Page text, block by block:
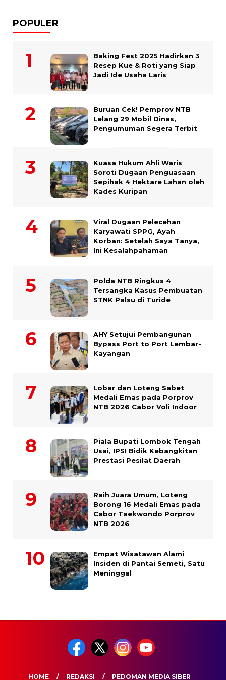
POPULER
Baking Fest 2025 Hadirkan 3
Resep Kue & Roti yang Siap
Jadi Ide Usaha Laris
Buruan Cek! Pemprov NTB
Lelang 29 Mobil Dinas,
Pengumuman Segera Terbit
Kuasa Hukum Ahli Waris
Soroti Dugaan Penguasaan
Sepihak 4 Hektare Lahan oleh
Kades Kuripan
Viral Dugaan Pelecehan
Karyawati SPPG, Ayah
Korban: Setelah Saya Tanya,
Ini Kesalahpahaman
Polda NTB Ringkus 4
Tersangka Kasus Pembuatan
STNK Palsu di Turide
AHY Setujui Pembangunan
Bypass Port to Port Lembar-
Kayangan
Lobar dan Loteng Sabet
Medali Emas pada Porprov
NTB 2026 Cabor Voli Indoor
Piala Bupati Lombok Tengah
Usai, IPSI Bidik Kebangkitan
Prestasi Pesilat Daerah
Raih Juara Umum, Loteng
Borong 16 Medali Emas pada
Cabor Taekwondo Porprov
NTB 2026
Empat Wisatawan Alami
Insiden di Pantai Semeti, Satu
Meninggal
HOME REDAKSI PEDOMAN MEDIA SIBER